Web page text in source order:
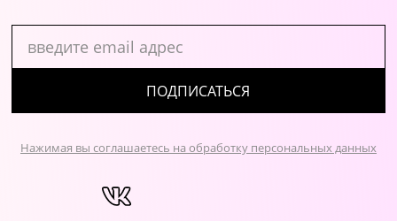
ПОДПИСАТЬСЯ
Нажимая вы соглашаетесь на обработку персональных данных